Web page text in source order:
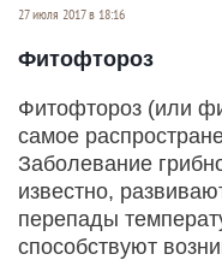
27 июля 2017 в 18:16
Фитофтороз
Фитофтороз (или
самое
Заболевание
известно,
перепады
способствуют